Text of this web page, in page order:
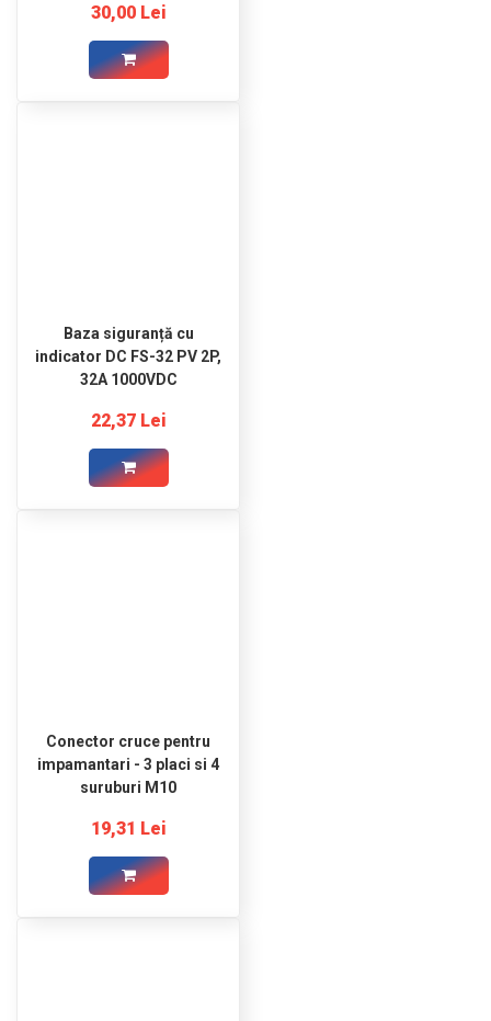
30,00 Lei
Baza siguranță cu
indicator DC FS-32 PV 2P,
32A 1000VDC
22,37 Lei
Conector cruce pentru
impamantari - 3 placi si 4
suruburi M10
19,31 Lei